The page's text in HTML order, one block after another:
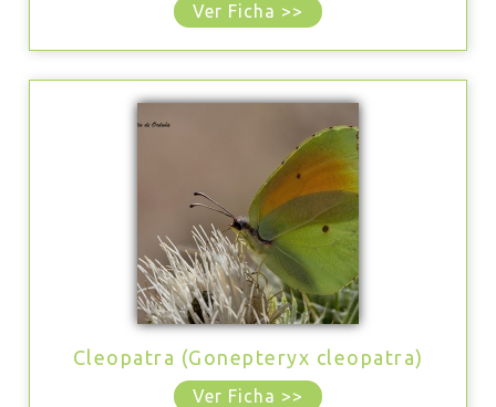
Ver Ficha >>
Cleopatra (Gonepteryx cleopatra)
Ver Ficha >>